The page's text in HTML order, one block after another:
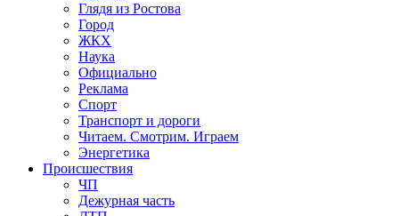
Глядя из Ростова
Город
ЖКХ
Наука
Официально
Реклама
Спорт
Транспорт и дороги
Читаем. Смотрим. Играем
Энергетика
Происшествия
ЧП
Дежурная часть